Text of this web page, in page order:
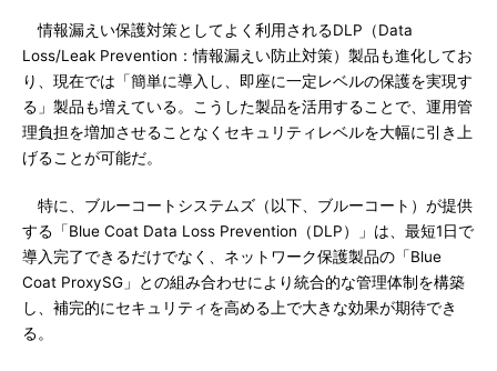
情報漏えい保護対策としてよく利用されるDLP（Data
Loss/Leak Prevention：情報漏えい防止対策）製品も進化してお
り、現在では「簡単に導入し、即座に一定レベルの保護を実現す
る」製品も増えている。こうした製品を活用することで、運用管
理負担を増加させることなくセキュリティレベルを大幅に引き上
げることが可能だ。
特に、ブルーコートシステムズ（以下、ブルーコート）が提供
する「Blue Coat Data Loss Prevention（DLP）」は、最短1日で
導入完了できるだけでなく、ネットワーク保護製品の「Blue
Coat ProxySG」との組み合わせにより統合的な管理体制を構築
し、補完的にセキュリティを高める上で大きな効果が期待でき
る。